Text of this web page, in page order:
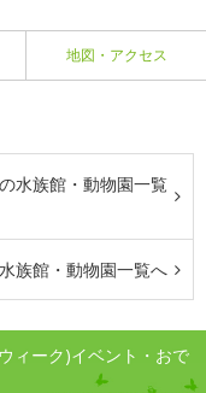
地図・アクセス
の水族館・動物園一覧
族館・動物園一覧へ
ィーク)イベント・おで